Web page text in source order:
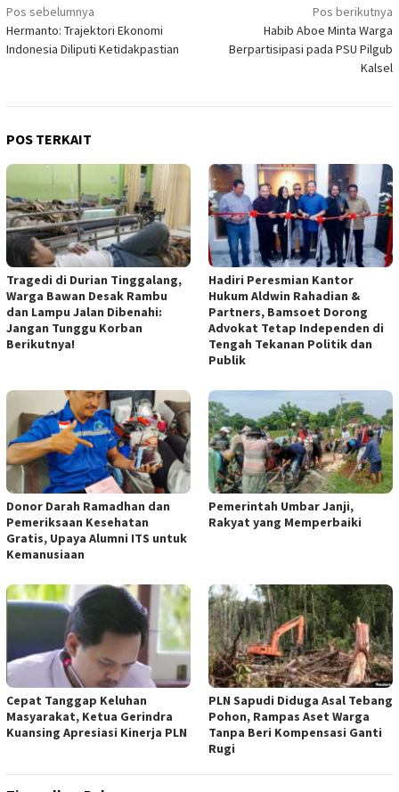
Navigasi
pos
Pos sebelumnya
Hermanto: Trajektori Ekonomi
Indonesia Diliputi Ketidakpastian
Pos berikutnya
Habib Aboe Minta Warga
Berpartisipasi pada PSU Pilgub
Kalsel
POS TERKAIT
Tragedi di Durian Tinggalang,
Warga Bawan Desak Rambu
dan Lampu Jalan Dibenahi:
Jangan Tunggu Korban
Berikutnya!
Hadiri Peresmian Kantor
Hukum Aldwin Rahadian &
Partners, Bamsoet Dorong
Advokat Tetap Independen di
Tengah Tekanan Politik dan
Publik
Donor Darah Ramadhan dan
Pemeriksaan Kesehatan
Gratis, Upaya Alumni ITS untuk
Kemanusiaan
Pemerintah Umbar Janji,
Rakyat yang Memperbaiki
Cepat Tanggap Keluhan
Masyarakat, Ketua Gerindra
Kuansing Apresiasi Kinerja PLN
PLN Sapudi Diduga Asal Tebang
Pohon, Rampas Aset Warga
Tanpa Beri Kompensasi Ganti
Rugi